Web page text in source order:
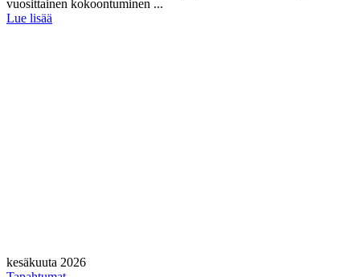
vuosittainen kokoontuminen ...
Lue lisää
kesäkuuta 2026